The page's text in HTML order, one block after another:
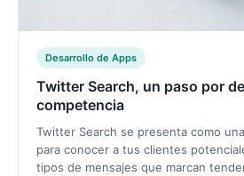
Desarrollo de Apps
Twitter Search, un paso por
competencia
Twitter Search se presenta como
para conocer a tus clientes
tipos de mensajes que marcan